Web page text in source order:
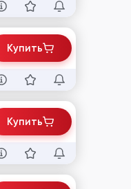
Купить
Купить